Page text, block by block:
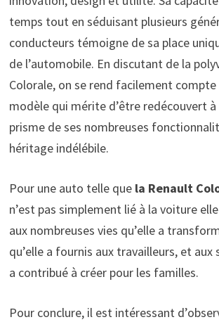
temps tout en séduisant plusieurs
conducteurs témoigne de sa place
de l’automobile. En discutant de la
Colorale, on se rend facilement compte
modèle qui mérite d’être redécouvert
prisme de ses nombreuses
héritage indélébile.
Pour une auto telle quela Renault
n’est pas simplement lié à la voiture
aux nombreuses vies qu’elle a
qu’elle a fournis aux travailleurs, et aux
a contribué à créer pour les familles.
Pour conclure, il est intéressant